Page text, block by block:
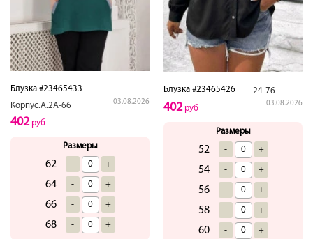
Блузка #23465433
Корпус.А.2А-66
03.08.2026
402руб
Размеры
62 - +
64 - +
66 - +
68 - +
Блузка #23465426 24-76
03.08.2026
402руб
Размеры
52 - +
54 - +
56 - +
58 - +
60 - +